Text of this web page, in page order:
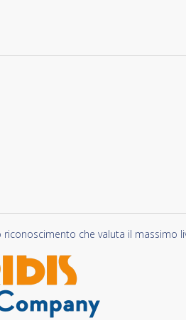
che valuta il massimo